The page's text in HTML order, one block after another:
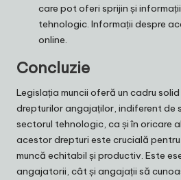
care pot oferi sprijin și
tehnologic. Informații despre
online.
Concluzie
Legislația muncii oferă un cadru
drepturilor angajaților, indiferent de
sectorul tehnologic, ca și în oricare
acestor drepturi este crucială pentru
muncă echitabil și productiv. Este
angajatorii, cât și angajații să